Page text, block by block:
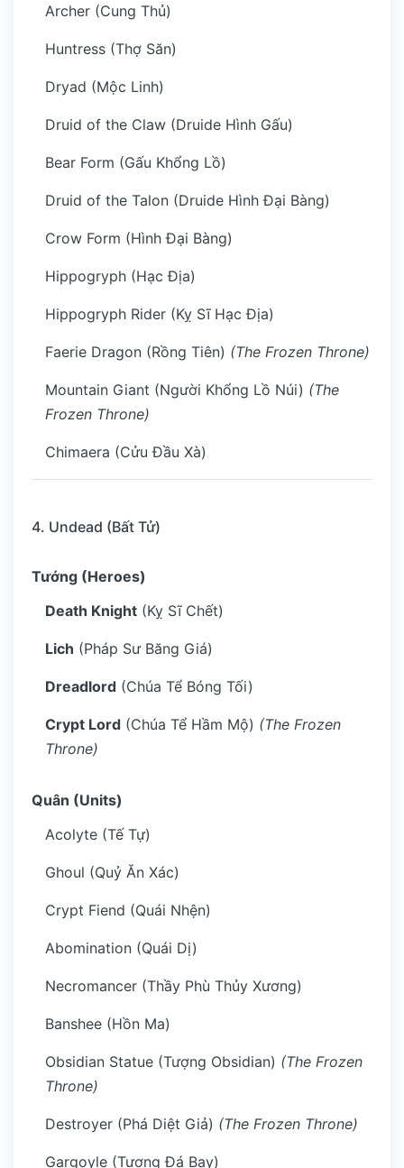
Archer (Cung Thủ)
Huntress (Thợ Săn)
Dryad (Mộc Linh)
Druid of the Claw (Druide Hình Gấu)
Bear Form (Gấu Khổng Lồ)
Druid of the Talon (Druide Hình Đại Bàng)
Crow Form (Hình Đại Bàng)
Hippogryph (Hạc Địa)
Hippogryph Rider (Kỵ Sĩ Hạc Địa)
Faerie Dragon (Rồng Tiên) (The Frozen Throne)
Mountain Giant (Người Khổng Lồ Núi) (The
Frozen Throne)
Chimaera (Cửu Đầu Xà)
4. Undead (Bất Tử)
Tướng (Heroes)
Death Knight (Kỵ Sĩ Chết)
Lich (Pháp Sư Băng Giá)
Dreadlord (Chúa Tể Bóng Tối)
Crypt Lord (Chúa Tể Hầm Mộ) (The Frozen
Throne)
Quân (Units)
Acolyte (Tế Tự)
Ghoul (Quỷ Ăn Xác)
Crypt Fiend (Quái Nhện)
Abomination (Quái Dị)
Necromancer (Thầy Phù Thủy Xương)
Banshee (Hồn Ma)
Obsidian Statue (Tượng Obsidian) (The Frozen
Throne)
Destroyer (Phá Diệt Giả) (The Frozen Throne)
Gargoyle (Tượng Đá Bay)